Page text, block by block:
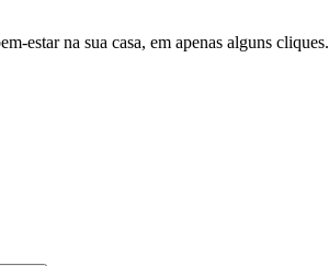
estar na sua casa, em apenas alguns cliques.